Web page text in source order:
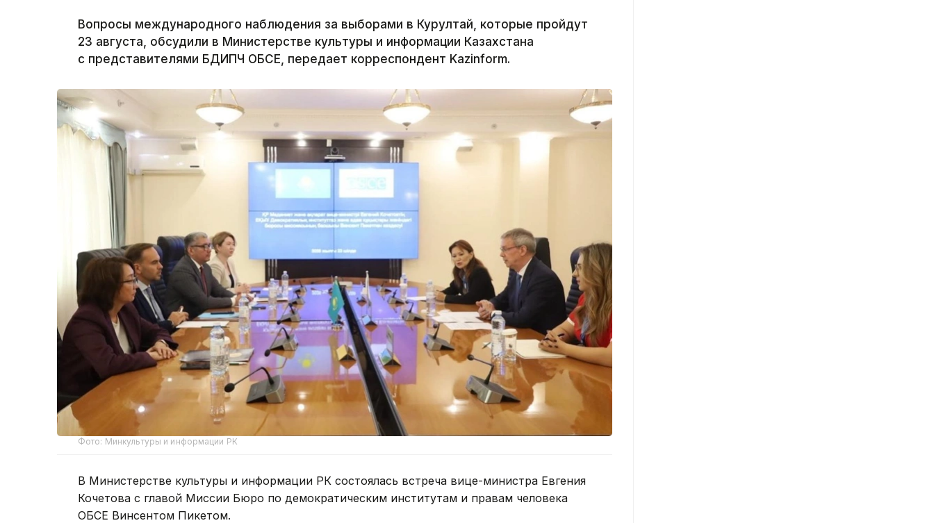
Вопросы международного наблюдения за выборами в Курултай, которые пройдут
23 августа, обсудили в Министерстве культуры и информации Казахстана
с представителями БДИПЧ ОБСЕ, передает корреспондент Kazinform.
Фото: Минкультуры и информации РК
В Министерстве культуры и информации РК состоялась встреча вице-министра Евгения
Кочетова с главой Миссии Бюро по демократическим институтам и правам человека
ОБСЕ Винсентом Пикетом.